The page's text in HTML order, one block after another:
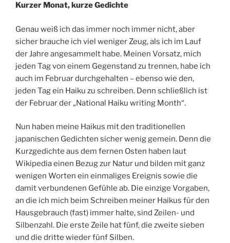
Kurzer Monat, kurze Gedichte
Genau weiß ich das immer noch immer nicht, aber
sicher brauche ich viel weniger Zeug, als ich im Lauf
der Jahre angesammelt habe. Meinen Vorsatz, mich
jeden Tag von einem Gegenstand zu trennen, habe ich
auch im Februar durchgehalten – ebenso wie den,
jeden Tag ein Haiku zu schreiben. Denn schließlich ist
der Februar der „National Haiku writing Month“.
Nun haben meine Haikus mit den traditionellen
japanischen Gedichten sicher wenig gemein. Denn die
Kurzgedichte aus dem fernen Osten haben laut
Wikipedia einen Bezug zur Natur und bilden mit ganz
wenigen Worten ein einmaliges Ereignis sowie die
damit verbundenen Gefühle ab. Die einzige Vorgaben,
an die ich mich beim Schreiben meiner Haikus für den
Hausgebrauch (fast) immer halte, sind Zeilen- und
Silbenzahl. Die erste Zeile hat fünf, die zweite sieben
und die dritte wieder fünf Silben.